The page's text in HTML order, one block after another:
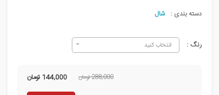
دسته بندی : شال
رنگ : انتخاب کنید
288,000 تومان 144,000 تومان